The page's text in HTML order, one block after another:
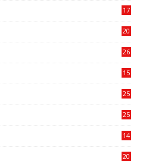
17
20
26
15
25
25
14
20